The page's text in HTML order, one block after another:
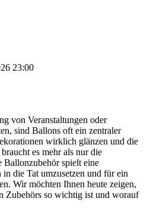
23:00
von Veranstaltungen oder
sind Ballons oft ein zentraler
wirklich glänzen und die
es mehr als nur die
Ballonzubehör spielt eine
die Tat umzusetzen und für ein
Wir möchten Ihnen heute zeigen,
Zubehörs so wichtig ist und worauf